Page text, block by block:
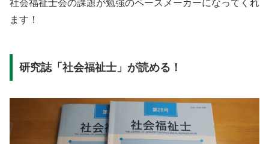
社会福祉士会の課題が勉強のペースメーカーになってくれ
ます！
研究誌「社会福祉士」が読める！